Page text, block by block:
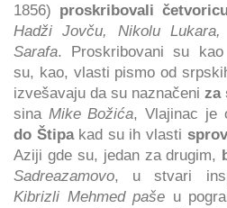
1856) proskribovali
Hadži Jovču, Nikolu
Sarafa. Proskribovani su kao
su, kao, vlasti pismo od
izvešavaju da su naznačeni za
sina Mike Božića, Vlajinac je
do Štipakad su ih vlasti
Aziji gde su, jedan za drugim,
Sadreazamovo, u stvari
Kibrizli Mehmed paše u